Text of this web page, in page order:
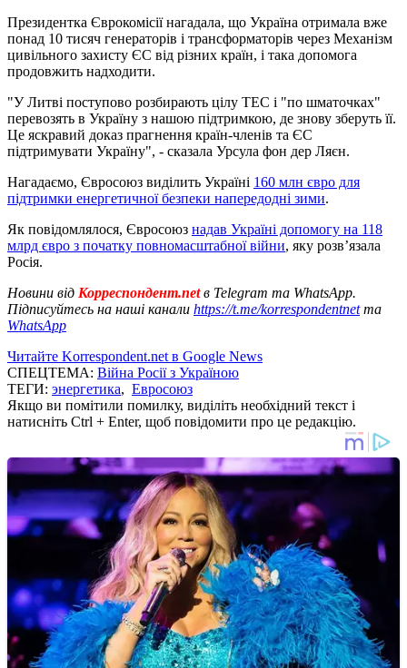
Президентка Єврокомісії нагадала, що Україна отримала вже
понад 10 тисяч генераторів і трансформаторів через Механізм
цивільного захисту ЄС від різних країн, і така допомога
продовжить надходити.
"У Литві поступово розбирають цілу ТЕС і "по шматочках"
перевозять в Україну з нашою підтримкою, де знову зберуть її.
Це яскравий доказ прагнення країн-членів та ЄС
підтримувати Україну", - сказала Урсула фон дер Ляєн.
Нагадаємо, Євросоюз виділить Україні 160 млн євро для
підтримки енергетичної безпеки напередодні зими.
Як повідомлялося, Євросоюз надав Україні допомогу на 118
млрд євро з початку повномасштабної війни, яку розв’язала
Росія.
Новини від Корреспондент.netв Telegram та WhatsApp.
Підписуйтесь на наші канали https://t.me/korrespondentnetта
WhatsApp
Читайте Korrespondent.net в Google News
СПЕЦТЕМА: Війна Росії з Україною
ТЕГИ: энергетика, Евросоюз
Якщо ви помітили помилку, виділіть необхідний текст і
натисніть Ctrl + Enter, щоб повідомити про це редакцію.